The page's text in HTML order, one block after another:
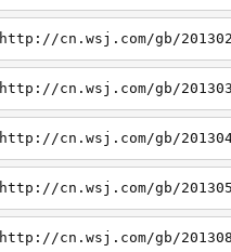
http://cn.wsj.com/gb/
http://cn.wsj.com/gb/
http://cn.wsj.com/gb/
http://cn.wsj.com/gb/
http://cn.wsj.com/gb/